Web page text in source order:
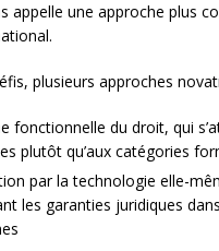
appelle une approche plus
plusieurs approches
fonctionnelle du droit, qui
plutôt qu’aux catégories
par la technologie elle-
les garanties juridiques